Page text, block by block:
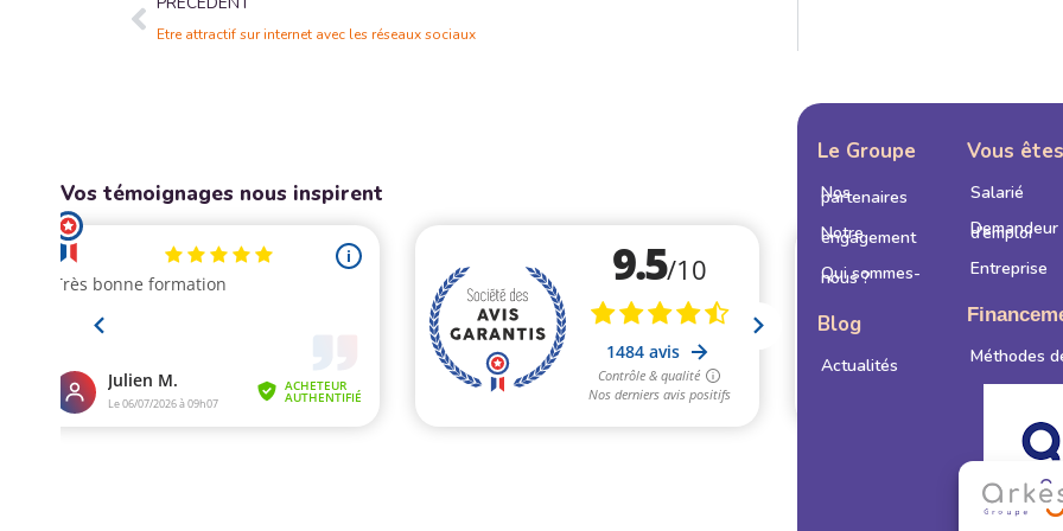
Etre attractif sur internet avec les réseaux sociaux
Vos témoignages nous inspirent
Le Groupe
Nos
partenaires
Notre
engagement
Qui sommes-
nous ?
Blog
Actualités
Vous êtes
Salarié
Demandeur
d’emploi
Entreprise
Méthodes